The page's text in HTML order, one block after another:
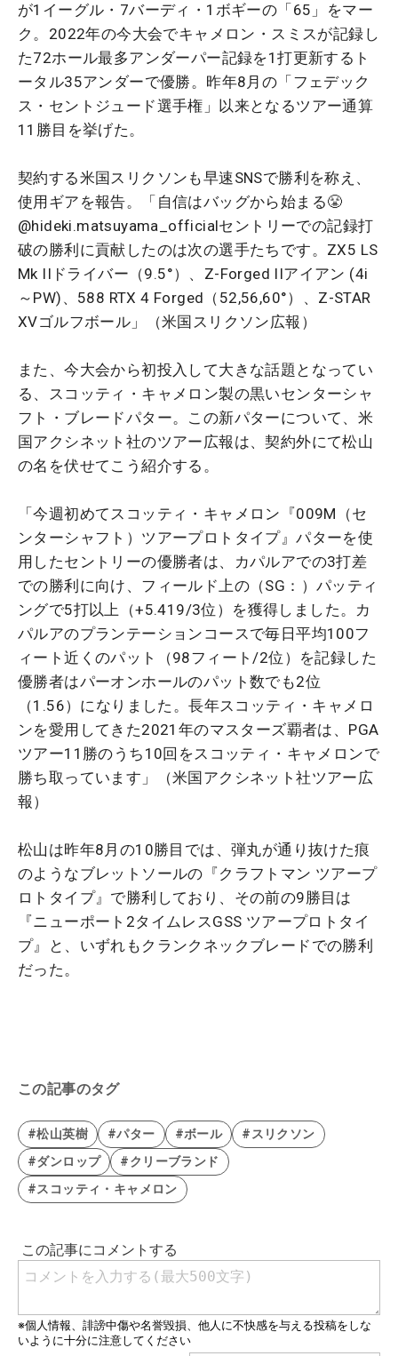
が1イーグル・7バーディ・1ボギーの「65」をマー
ク。2022年の今大会でキャメロン・スミスが記録し
た72ホール最多アンダーパー記録を1打更新するト
ータル35アンダーで優勝。昨年8月の「フェデック
ス・セントジュード選手権」以来となるツアー通算
11勝目を挙げた。
契約する米国スリクソンも早速SNSで勝利を称え、
使用ギアを報告。「自信はバッグから始まる😤
@hideki.matsuyama_officialセントリーでの記録打
破の勝利に貢献したのは次の選手たちです。ZX5 LS
Mk IIドライバー（9.5°）、Z-Forged IIアイアン (4i
～PW)、588 RTX 4 Forged（52,56,60°）、Z-STAR
XVゴルフボール」（米国スリクソン広報）
また、今大会から初投入して大きな話題となってい
る、スコッティ・キャメロン製の黒いセンターシャ
フト・ブレードパター。この新パターについて、米
国アクシネット社のツアー広報は、契約外にて松山
の名を伏せてこう紹介する。
「今週初めてスコッティ・キャメロン『009M（セ
ンターシャフト）ツアープロトタイプ』パターを使
用したセントリーの優勝者は、カパルアでの3打差
での勝利に向け、フィールド上の（SG：）パッティ
ングで5打以上（+5.419/3位）を獲得しました。カ
パルアのプランテーションコースで毎日平均100フ
ィート近くのパット（98フィート/2位）を記録した
優勝者はパーオンホールのパット数でも2位
（1.56）になりました。長年スコッティ・キャメロ
ンを愛用してきた2021年のマスターズ覇者は、PGA
ツアー11勝のうち10回をスコッティ・キャメロンで
勝ち取っています」（米国アクシネット社ツアー広
報）
松山は昨年8月の10勝目では、弾丸が通り抜けた痕
のようなブレットソールの『クラフトマン ツアープ
ロトタイプ』で勝利しており、その前の9勝目は
『ニューポート2タイムレスGSS ツアープロトタイ
プ』と、いずれもクランクネックブレードでの勝利
だった。
この記事のタグ
#松山英樹 #パター #ボール
#スリクソン
#ダンロップ
#クリーブランド
#スコッティ・キャメロン